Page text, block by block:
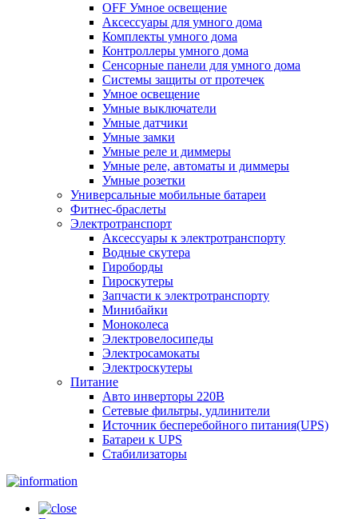
OFF Умное освещение
Аксессуары для умного дома
Комплекты умного дома
Контроллеры умного дома
Сенсорные панели для умного дома
Системы защиты от протечек
Умное освещение
Умные выключатели
Умные датчики
Умные замки
Умные реле и диммеры
Умные реле, автоматы и диммеры
Умные розетки
Универсальные мобильные батареи
Фитнес-браслеты
Электротранспорт
Аксессуары к электротранспорту
Водные скутера
Гироборды
Гироскутеры
Запчасти к электротранспорту
Минибайки
Моноколеса
Электровелосипеды
Электросамокаты
Электроскутеры
Питание
Авто инверторы 220В
Сетевые фильтры, удлинители
Источник бесперебойного питания(UPS)
Батареи к UPS
Стабилизаторы